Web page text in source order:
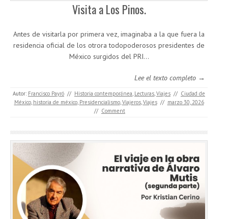
Visita a Los Pinos.
Antes de visitarla por primera vez, imaginaba a la que fuera la
residencia oficial de los otrora todopoderosos presidentes de
México surgidos del PRI...
Lee el texto completo →
Autor: Francisco Payró // Historia contemporánea Lecturas Viajes // Ciudad de
México, historia de méxico, Presidencialismo, Viajeros, Viajes // marzo 30, 2026
// Comment